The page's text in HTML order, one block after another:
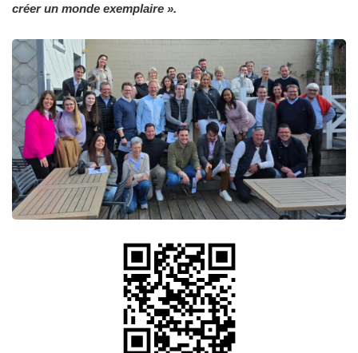
créer un monde exemplaire ».